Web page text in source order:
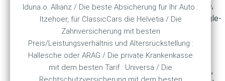
Iduna o. Allianz / Die beste Absicherung für Ihr Auto :
Itzehoer, für ClassicCars die Helvetia / Die
Zahnversicherung mit besten
Preis/Leistungsverhältnis und Altersrückstellung :
Hallesche oder ARAG / Die private Krankenkasse
mit dem besten Tarif : Universa / Die
Google verwendet Cookies wie das NID-Cookie,
um Werbung in Google-Produkten wie der Google-
Suche individuell anzupassen.
Anbieter Google Inc. Typ Cookie Laufzeit 24
Stunden
Google verwendet Cookies wie das SID-Cookie,